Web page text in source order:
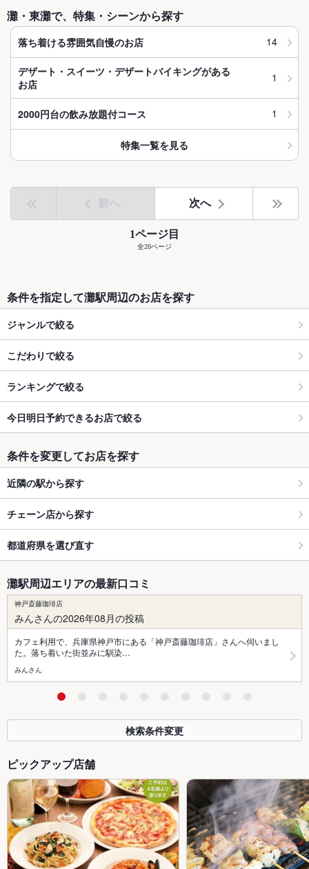
灘・東灘で、特集・シーンから探す
落ち着ける雰囲気自慢のお店 14
デザート・スイーツ・デザートバイキングがある
お店
1
2000円台の飲み放題付コース 1
特集一覧を見る
前へ 次へ
1ページ目
全20ページ
条件を指定して灘駅周辺のお店を探す
ジャンルで絞る
こだわりで絞る
ランキングで絞る
今日明日予約できるお店で絞る
条件を変更してお店を探す
近隣の駅から探す
チェーン店から探す
都道府県を選び直す
灘駅周辺エリアの最新口コミ
神戸斎藤珈琲店
みんさんの2026年08月の投稿
カフェ利用で、兵庫県神戸市にある「神戸斎藤珈琲店」さんへ伺いまし
た。落ち着いた街並みに馴染…
みんさん
検索条件変更
ピックアップ店舗